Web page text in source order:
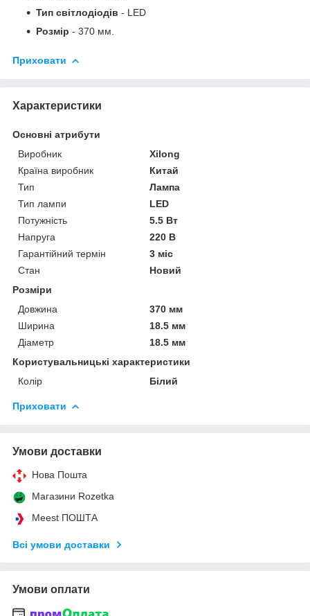
Тип світлодіодів - LED
Розмір - 370 мм.
Приховати
Характеристики
Основні атрибути
Виробник
Xilong
Країна виробник
Китай
Тип
Лампа
Тип лампи
LED
Потужність
5.5 Вт
Напруга
220 В
Гарантійний термін
3 міс
Стан
Новий
Розміри
Довжина
370 мм
Ширина
18.5 мм
Діаметр
18.5 мм
Користувальницькі характеристики
Колір
Білий
Приховати
Умови доставки
Нова Пошта
Магазини Rozetka
Meest ПОШТА
Всі умови доставки
Умови оплати